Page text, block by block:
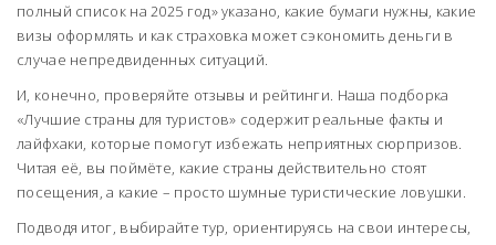
полный список на 2025 год» указано, какие бумаги нужны, какие
визы оформлять и как страховка может сэкономить деньги в
случае непредвиденных ситуаций.
И, конечно, проверяйте отзывы и рейтинги. Наша подборка
«Лучшие страны для туристов» содержит реальные факты и
лайфхаки, которые помогут избежать неприятных сюрпризов.
Читая её, вы поймёте, какие страны действительно стоят
посещения, а какие – просто шумные туристические ловушки.
Подводя итог, выбирайте тур, ориентируясь на свои интересы,